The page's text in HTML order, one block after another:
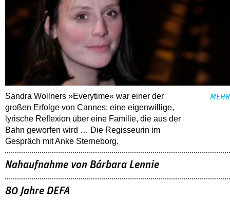
Sandra Wollners »Everytime« war einer der
großen Erfolge von Cannes: eine eigenwillige,
lyrische Reflexion über eine ­Familie, die aus der
Bahn geworfen wird … Die Regisseurin im
Gespräch mit Anke Sterneborg.
MEHR
Nahaufnahme von Bárbara Lennie
80 Jahre DEFA